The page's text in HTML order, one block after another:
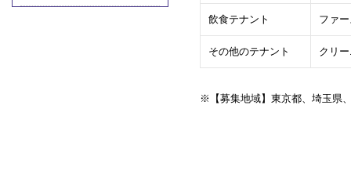
飲食テナント ファ
その他のテナント クリ
※【募集地域】東京都、埼玉県